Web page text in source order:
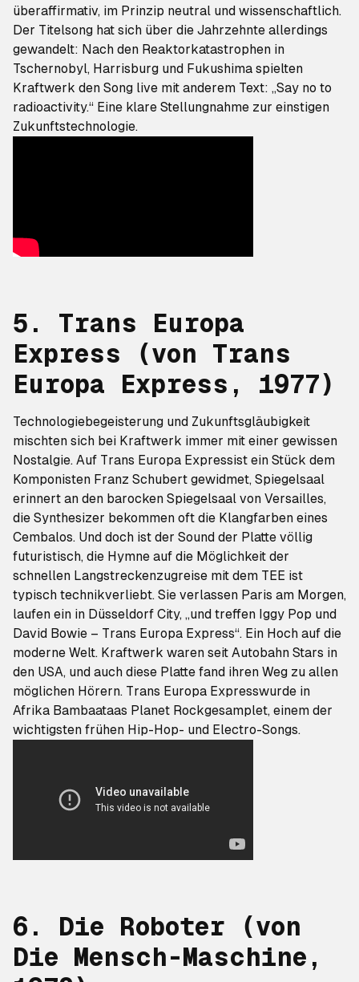
überaffirmativ, im Prinzip neutral und wissenschaftlich.
Der Titelsong hat sich über die Jahrzehnte allerdings
gewandelt: Nach den Reaktorkatastrophen in
Tschernobyl, Harrisburg und Fukushima spielten
Kraftwerk den Song live mit anderem Text: „Say no to
radioactivity.“ Eine klare Stellungnahme zur einstigen
Zukunftstechnologie.
5. Trans Europa
Express (von Trans
Europa Express , 1977)
Technologiebegeisterung und Zukunftsgläubigkeit
mischten sich bei Kraftwerk immer mit einer gewissen
Nostalgie. Auf Trans Europa Expressist ein Stück dem
Komponisten Franz Schubert gewidmet, Spiegelsaal
erinnert an den barocken Spiegelsaal von Versailles,
die Synthesizer bekommen oft die Klangfarben eines
Cembalos. Und doch ist der Sound der Platte völlig
futuristisch, die Hymne auf die Möglichkeit der
schnellen Langstreckenzugreise mit dem TEE ist
typisch technikverliebt. Sie verlassen Paris am Morgen,
laufen ein in Düsseldorf City, „und treffen Iggy Pop und
David Bowie – Trans Europa Express“. Ein Hoch auf die
moderne Welt. Kraftwerk waren seit Autobahn Stars in
den USA, und auch diese Platte fand ihren Weg zu allen
möglichen Hörern. Trans Europa Expresswurde in
Afrika Bambaataas Planet Rockgesamplet, einem der
wichtigsten frühen Hip-Hop- und Electro-Songs.
6. Die Roboter
(von
Die Mensch-Maschine ,